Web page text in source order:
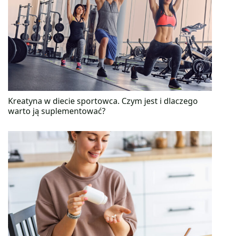
Kreatyna w diecie sportowca. Czym jest i dlaczego
warto ją suplementować?